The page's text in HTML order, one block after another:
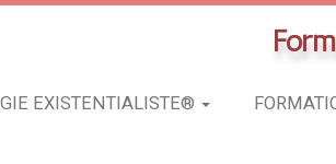
EXISTENTIALISTE®